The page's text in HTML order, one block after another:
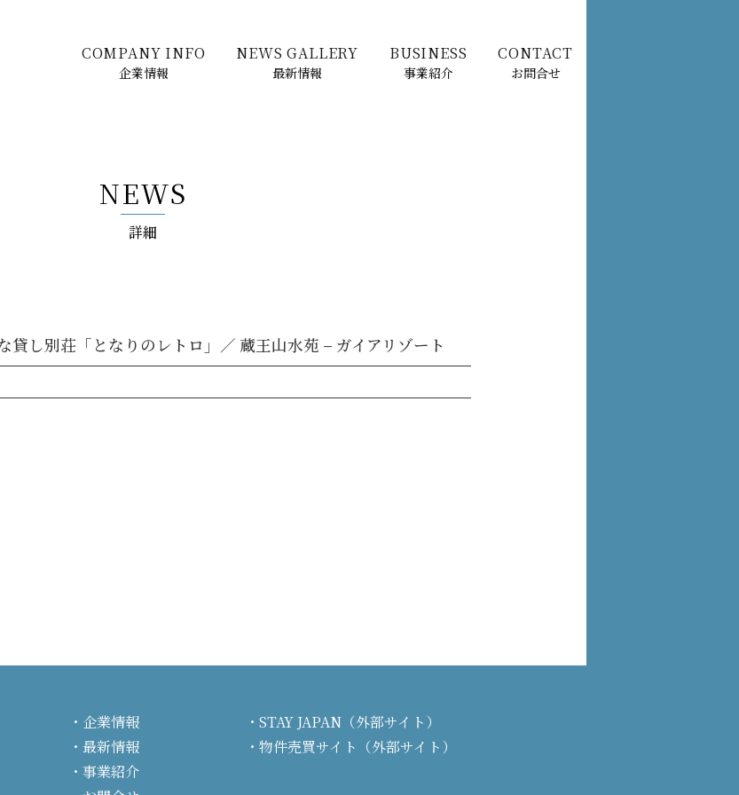
COMPANY INFO
企業情報
NEWS GALLERY
最新情報
BUSINESS
事業紹介
CONTACT
お問合せ
NEWS
詳細
貸し別荘「となりのレトロ」／ 蔵王山水苑 – ガイアリゾート
企業情報
最新情報
事業紹介
STAY JAPAN（外部サイト）
物件売買サイト（外部サイト）